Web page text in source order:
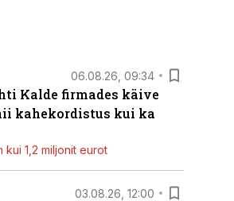
06.08.26, 09:34
Kalde firmades käive
kahekordistus kui ka
kui 1,2 miljonit eurot
03.08.26, 12:00